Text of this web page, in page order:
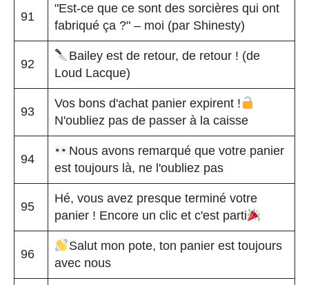
91
"Est-ce que ce sont des sorcières qui ont
fabriqué ça ?" – moi (par Shinesty)
92
Bailey est de retour, de retour ! (de
Loud Lacque)
93
Vos bons d'achat panier expirent !
N'oubliez pas de passer à la caisse
94
Nous avons remarqué que votre panier
est toujours là, ne l'oubliez pas
95
Hé, vous avez presque terminé votre
panier ! Encore un clic et c'est parti
96
Salut mon pote, ton panier est toujours
avec nous